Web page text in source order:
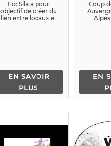
EcoSila a pour
objectif de créer du
lien entre locaux et
EN SAVOIR
PLUS
Coup
EN